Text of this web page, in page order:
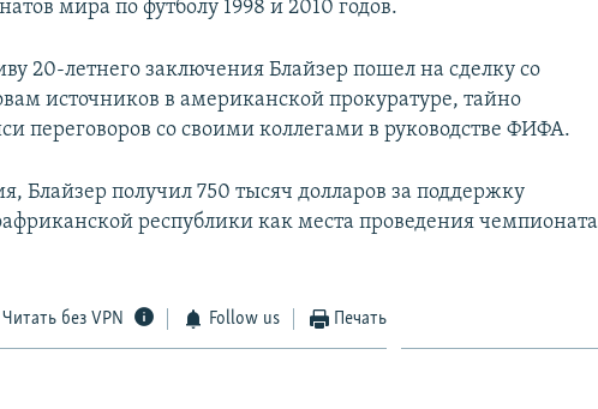
мира по футболу 1998 и 2010 годов.
20-летнего заключения Блайзер пошел на сделку со
источников в американской прокуратуре, тайно
переговоров со своими коллегами в руководстве ФИФА.
Блайзер получил 750 тысяч долларов за поддержку
республики как места проведения чемпионата
Читать без VPN Follow us Печать